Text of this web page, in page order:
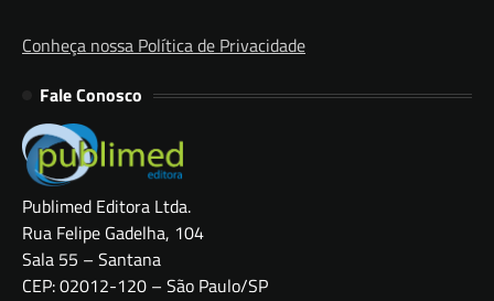
Conheça nossa Política de Privacidade
Fale Conosco
Publimed Editora Ltda.
Rua Felipe Gadelha, 104
Sala 55 – Santana
CEP: 02012-120 – São Paulo/SP